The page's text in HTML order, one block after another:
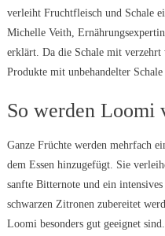
verleiht Fruchtfleisch und Schale
Michelle Veith,
erklärt. Da die Schale mit
Produkte mit unbehandelter Schale
So werden Loomi
Ganze Früchte werden mehrfach
dem Essen hinzugefügt. Sie
sanfte Bitternote und ein
schwarzen Zitronen zubereitet
Loomi besonders gut geeignet